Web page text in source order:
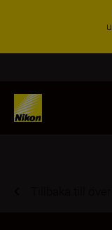
RABATT
utvalda